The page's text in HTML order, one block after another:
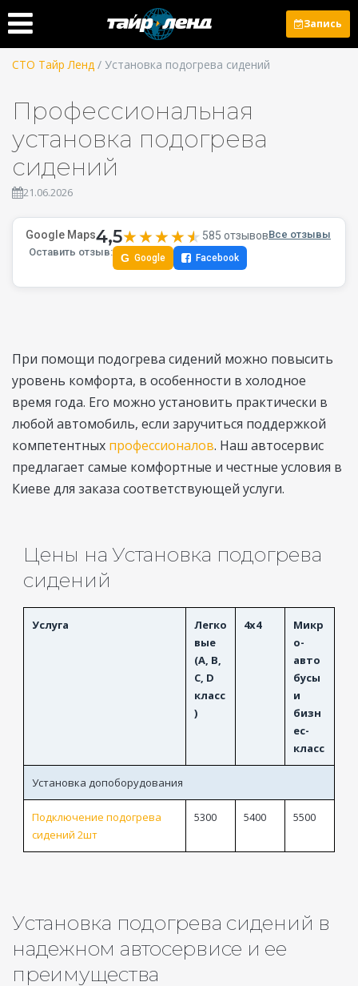
Запись
СТО Тайр Ленд / Установка подогрева сидений
Профессиональная
установка подогрева
сидений
21.06.2026
Google Maps4,5★★★★★
★★★★★ 585 отзывовВсе отзывы
Оставить отзыв:
G Google Facebook
При помощи подогрева сидений можно повысить
уровень комфорта, в особенности в холодное
время года. Его можно установить практически в
любой автомобиль, если заручиться поддержкой
компетентных профессионалов. Наш автосервис
предлагает самые комфортные и честные условия в
Киеве для заказа соответствующей услуги.
Цены на Установка подогрева
сидений
Услуга
Легко
вые
(A, B,
C, D
класс
)
4x4
Микр
о-
авто
бусы
и
бизн
ес-
класс
Установка допоборудования
Подключение подогрева
сидений 2шт
5300 5400 5500
Установка подогрева сидений в
надежном автосервисе и ее
преимущества